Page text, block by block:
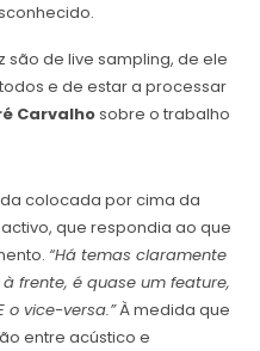
são de live sampling, de ele
e de estar a processar
Carvalhosobre o trabalho
colocada por cima da
que respondia ao que
“Há temas claramente
frente, é quase um feature,
o vice-versa.”À medida que
entre acústico e